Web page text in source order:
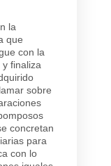
la
que
con la
finaliza
sobre
concretan
para
con lo